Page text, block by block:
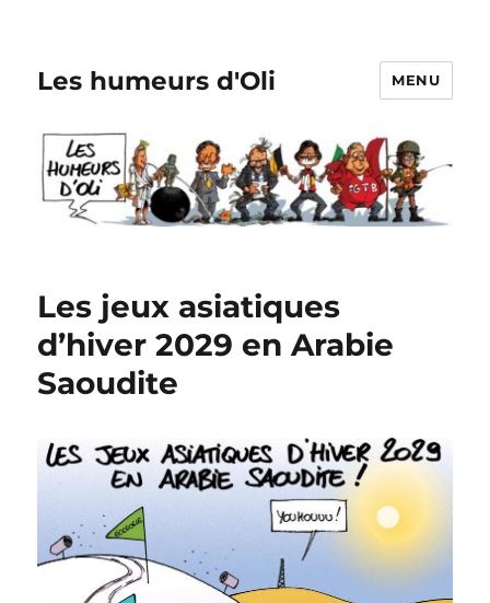
Les humeurs d'Oli MENU
Les jeux asiatiques
d’hiver 2029 en Arabie
Saoudite